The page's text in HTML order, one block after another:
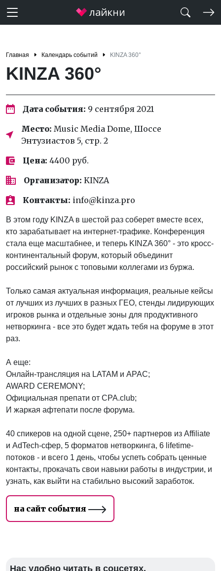
Главная Календарь событий KINZA 360°
KINZA 360°
Дата события: 9 сентября 2021
Место: Music Media Dome, Шоссе
Энтузиастов 5, стр. 2
Цена: 4400 руб.
Организатор: KINZA
Контакты: info@kinza.pro
В этом году KINZA в шестой раз соберет вместе всех,
кто зарабатывает на интернет-трафике. Конференция
стала еще масштабнее, и теперь KINZA 360° - это кросс-
континентальный форум, который объединит
российский рынок с топовыми коллегами из буржа.
Только самая актуальная информация, реальные кейсы
от лучших из лучших в разных ГЕО, стенды лидирующих
игроков рынка и отдельные зоны для продуктивного
нетворкинга - все это будет ждать тебя на форуме в этот
раз.
А еще:
Онлайн-трансляция на LATAM и APAC;
AWARD CEREMONY;
Официальная препати от CPA.club;
И жаркая афтепати после форума.
40 спикеров на одной сцене, 250+ партнеров из Affiliate
и AdTech-сфер, 5 форматов нетворкинга, 6 lifetime-
потоков - и всего 1 день, чтобы успеть собрать ценные
контакты, прокачать свои навыки работы в индустрии, и
узнать, как выйти на стабильно высокий заработок.
на сайт события
Нас удобно читать в соцсетях.